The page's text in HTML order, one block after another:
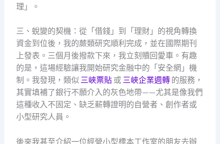
理」。
三、蛻變的契機：從「借錢」到「理財」的視角轉換
資金到位後，我的蕨類研究順利完成，並在國際期刊
上發表。三個月後撥款下來，我立刻贖回愛車。有趣
的是，這場經驗讓我開始研究金融中的「安全網」機
制。我發現，類似 三峽票貼或 三峽企業週轉的服務，
其實填補了銀行不願介入的灰色地帶——尤其是像我們
這種收入不固定、缺乏薪轉證明的自營者、創作者或
小型研究人員。
後來我甚至介紹一位經營小型標本工作室的朋友去辦